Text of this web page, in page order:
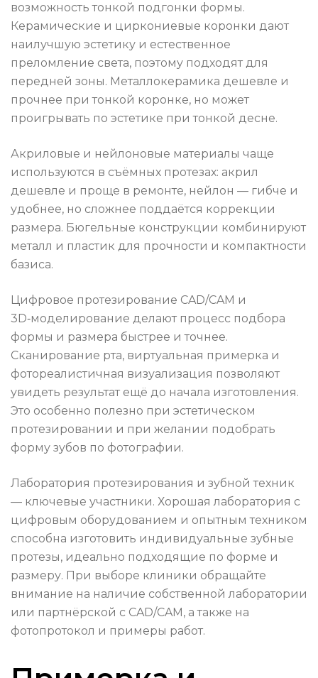
возможность тонкой подгонки формы.
Керамические и циркониевые коронки дают
наилучшую эстетику и естественное
преломление света, поэтому подходят для
передней зоны. Металлокерамика дешевле и
прочнее при тонкой коронке, но может
проигрывать по эстетике при тонкой десне.
Акриловые и нейлоновые материалы чаще
используются в съёмных протезах: акрил
дешевле и проще в ремонте, нейлон — гибче и
удобнее, но сложнее поддаётся коррекции
размера. Бюгельные конструкции комбинируют
металл и пластик для прочности и компактности
базиса.
Цифровое протезирование CAD/CAM и
3D‑моделирование делают процесс подбора
формы и размера быстрее и точнее.
Сканирование рта, виртуальная примерка и
фотореалистичная визуализация позволяют
увидеть результат ещё до начала изготовления.
Это особенно полезно при эстетическом
протезировании и при желании подобрать
форму зубов по фотографии.
Лаборатория протезирования и зубной техник
— ключевые участники. Хорошая лаборатория с
цифровым оборудованием и опытным техником
способна изготовить индивидуальные зубные
протезы, идеально подходящие по форме и
размеру. При выборе клиники обращайте
внимание на наличие собственной лаборатории
или партнёрской с CAD/CAM, а также на
фотопротокол и примеры работ.